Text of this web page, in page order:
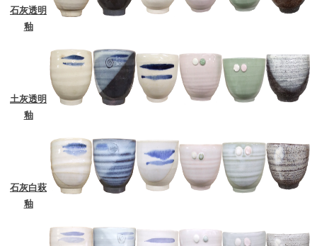
石灰透明
釉
土灰透明
釉
石灰白萩
釉